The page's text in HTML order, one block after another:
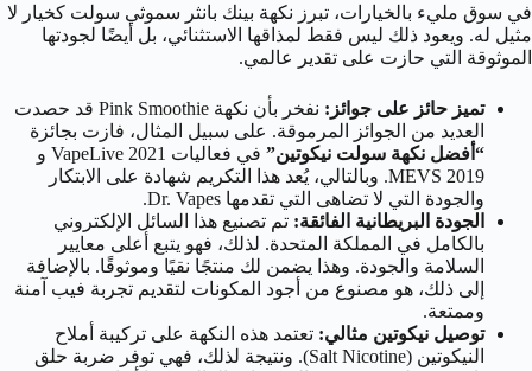
في سوق مليء بالخيارات، تبرز نكهة بينك بانثر سموثي سولت كخيار لا
مثيل له. ويعود ذلك ليس فقط لمذاقها الاستثنائي، بل أيضًا لجودتها
الموثوقة التي حازت على تقدير عالمي.
تميز حائز على جوائز:
نفخر بأن نكهة Pink Smoothie قد حصدت
العديد من الجوائز المرموقة. على سبيل المثال، فازت بجائزة
“أفضل نكهة سولت نيكوتين”
في فعاليات VapeLive 2021 و
MEVS 2019. وبالتالي، يُعد هذا التكريم شهادة على الابتكار
والجودة التي لا تضاهى التي تقدمها Dr. Vapes.
الجودة البريطانية الفائقة: تم تصنيع هذا السائل الإلكتروني
بالكامل في المملكة المتحدة. لذلك، فهو يتبع أعلى معايير
السلامة والجودة. وهذا يضمن لك منتجًا نقيًا وموثوقًا. بالإضافة
إلى ذلك، هو مصنوع من أجود المكونات لتقديم تجربة فيب آمنة
وممتعة.
توصيل نيكوتين مثالي: تعتمد هذه النكهة على تركيبة أملاح
النيكوتين (Salt Nicotine). ونتيجة لذلك، فهي توفر ضربة حلق